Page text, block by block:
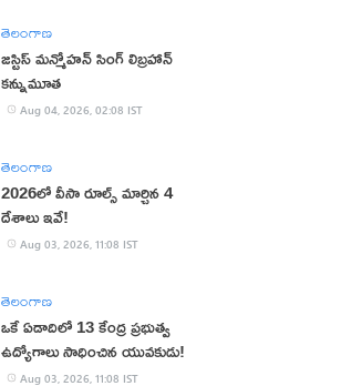
తెలంగాణ
జస్టిస్ మన్మోహన్ సింగ్ లిబ్రహాన్
కన్నుమూత
Aug 04, 2026, 02:08 IST
తెలంగాణ
2026లో వీసా రూల్స్ మార్చిన 4
దేశాలు ఇవే!
Aug 03, 2026, 11:08 IST
తెలంగాణ
ఒకే ఏడాదిలో 13 కేంద్ర ప్రభుత్వ
ఉద్యోగాలు సాధించిన యువకుడు!
Aug 03, 2026, 11:08 IST